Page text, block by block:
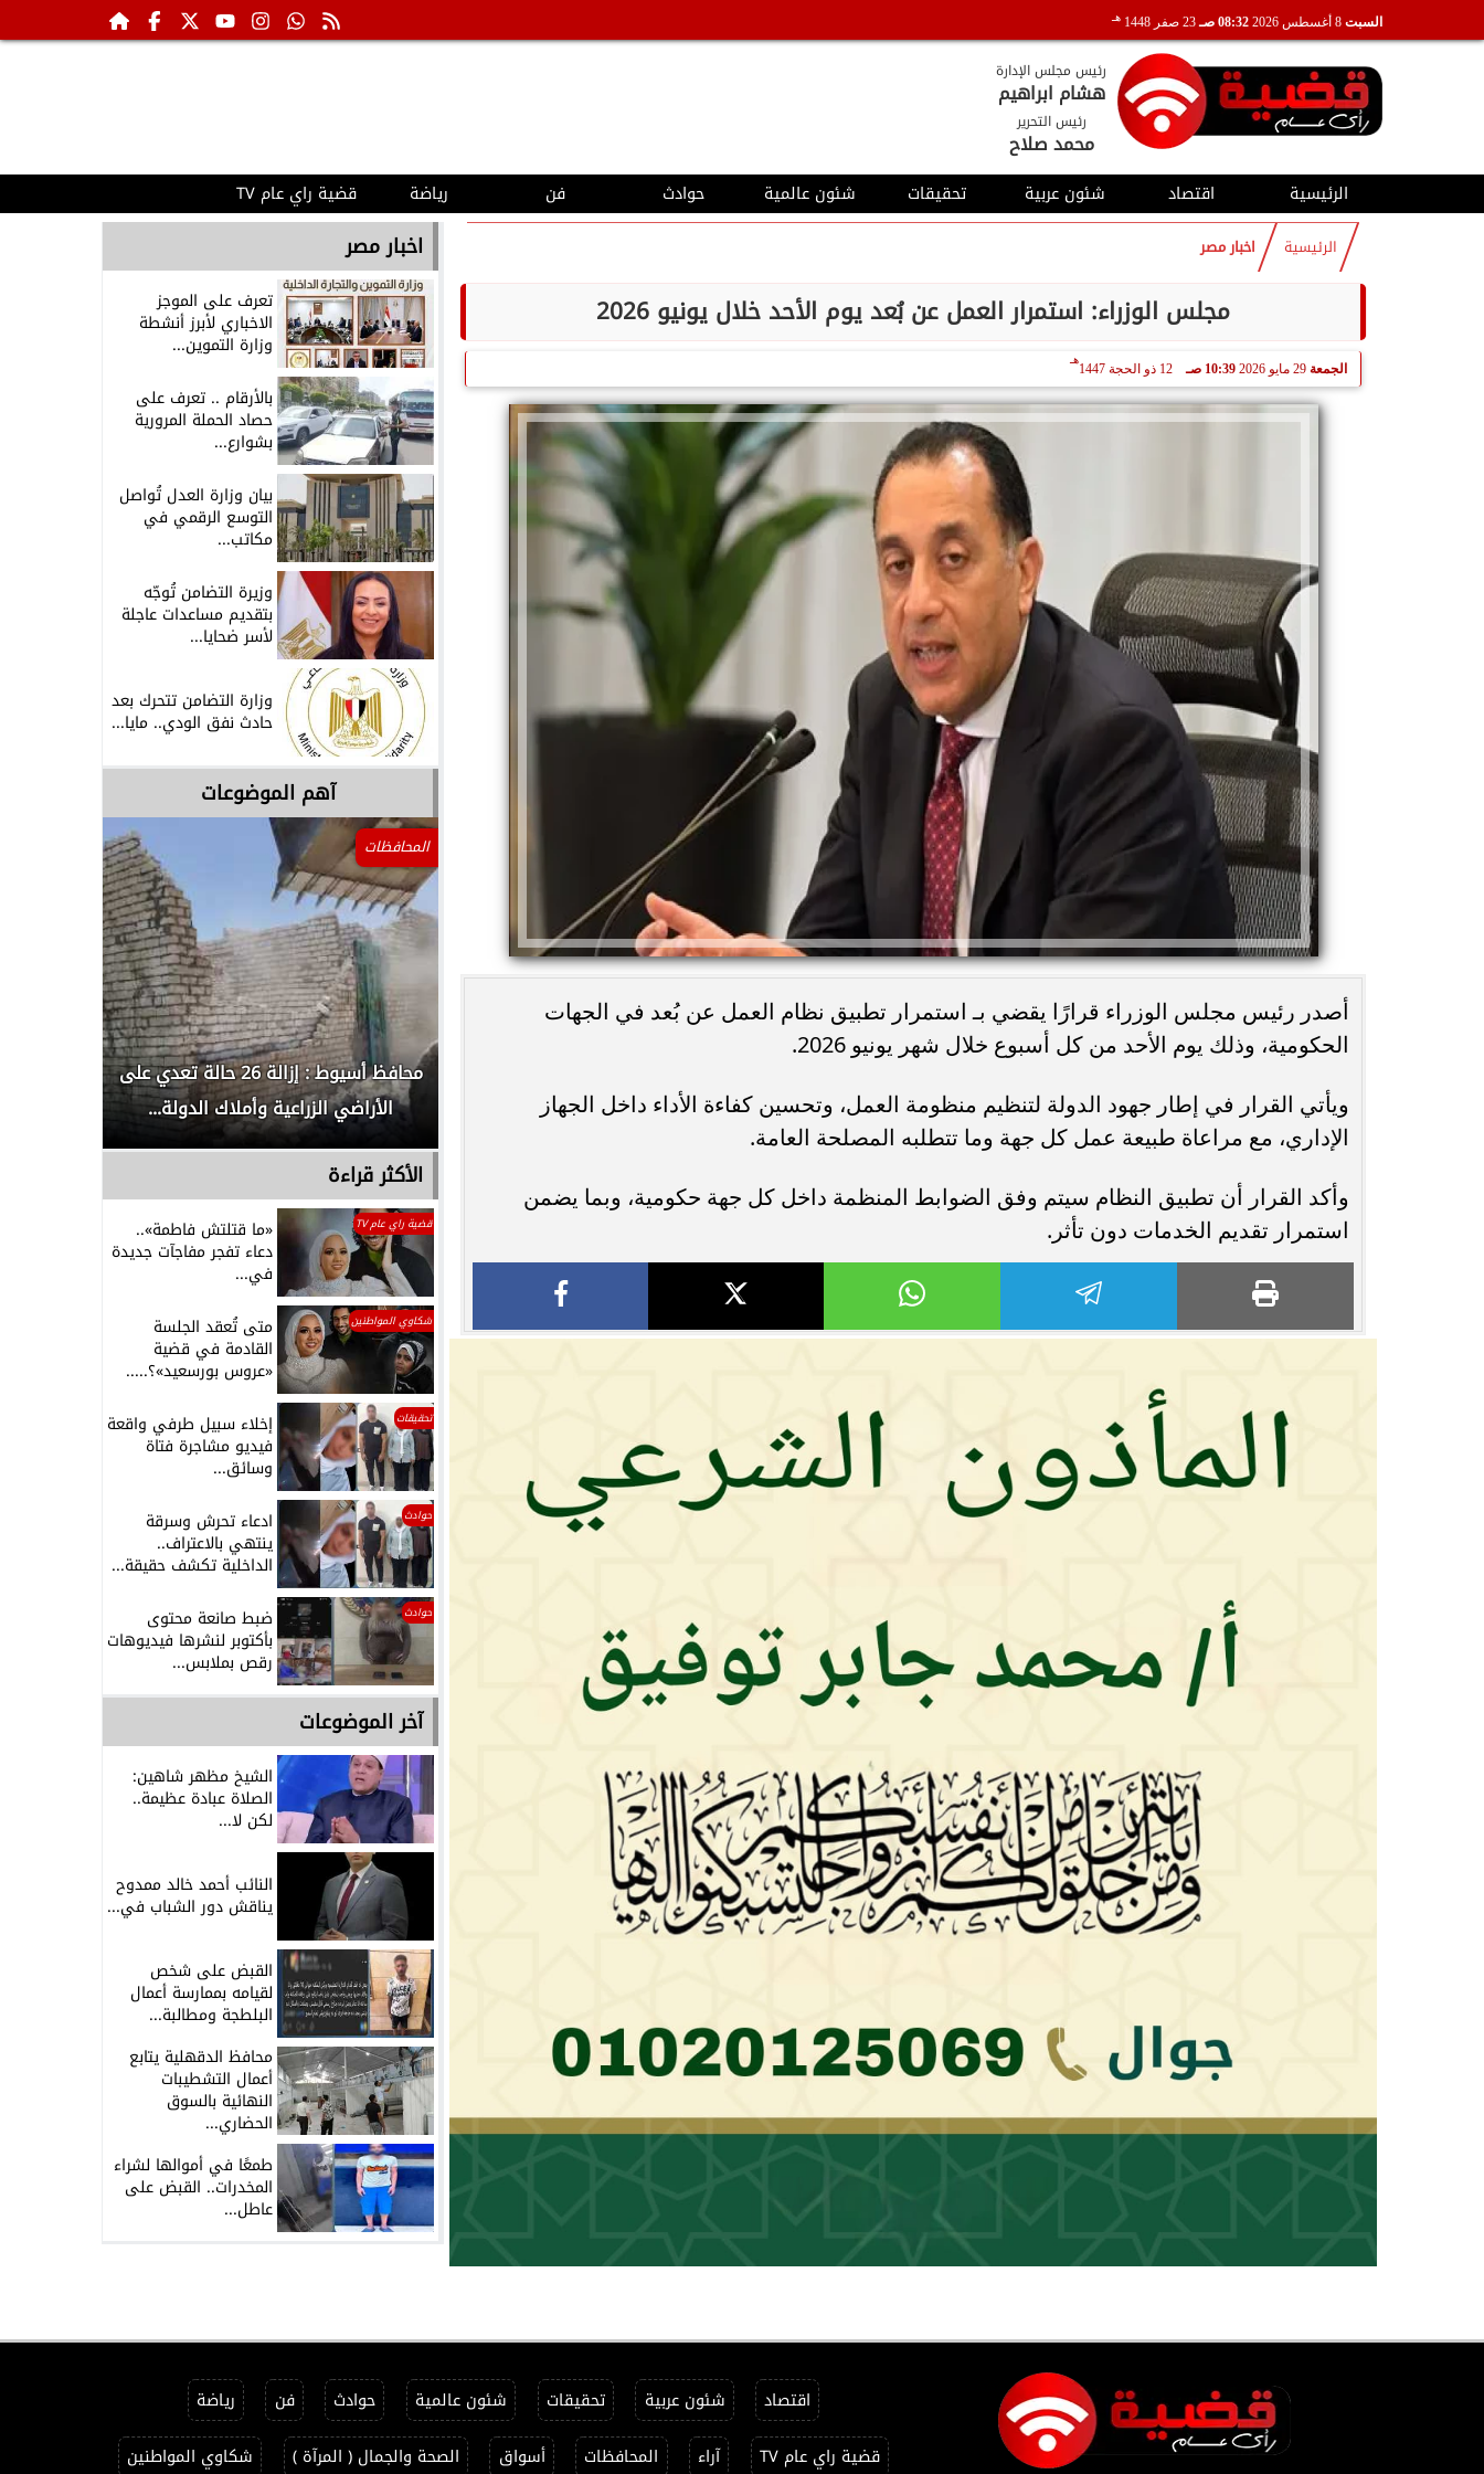
السبت 08:32 صـ 23 صفر 1448 هـ
رئيس مجلس الإدارة
هشام ابراهيم
رئيس التحرير
محمد صلاح
الرئيسية اقتصاد شئون عربية تحقيقات شئون عالمية حوادث فن رياضة قضية راي عام TV
الرئيسية اخبار مصر
مجلس الوزراء: استمرار العمل عن بُعد يوم الأحد خلال يونيو 2026
الجمعة 29 مايو 2026 10:39 صـ 12 ذو الحجة 1447
هـ
أصدر رئيس مجلس الوزراء قرارًا يقضي بـ استمرار تطبيق نظام العمل عن بُعد في الجهات
الحكومية، وذلك يوم الأحد من كل أسبوع خلال شهر يونيو 2026.
ويأتي القرار في إطار جهود الدولة لتنظيم منظومة العمل، وتحسين كفاءة الأداء داخل الجهاز
الإداري، مع مراعاة طبيعة عمل كل جهة وما تتطلبه المصلحة العامة.
وأكد القرار أن تطبيق النظام سيتم وفق الضوابط المنظمة داخل كل جهة حكومية، وبما يضمن
استمرار تقديم الخدمات دون تأثر.
اخبار مصر
تعرف على الموجز
الاخباري لأبرز أنشطة
وزارة التموين...
بالأرقام .. تعرف على
حصاد الحملة المرورية
بشوارع...
بيان وزارة العدل تُواصل
التوسع الرقمي في
مكاتب...
وزيرة التضامن تُوجّه
بتقديم مساعدات عاجلة
لأسر ضحايا...
وزارة التضامن تتحرك بعد
حادث نفق الودي.. مايا...
آهم الموضوعات
محافظ أسيوط : حملات مكثفة لرفع
وتحقيق...
بمستشفى بني عبيد والأهالي ينعونها
الثاني للعام الدراسي ٢٠٢٥...
المحافظات
محافظ أسيوط : إزالة 26 حالة تعدي على
الأراضي الزراعية وأملاك الدولة...
الأكثر قراءة
قضية راي عام TV «ما قتلتش فاطمة»..
دعاء تفجر مفاجآت جديدة
في...
شكاوي المواطنين متى تُعقد الجلسة
القادمة في قضية
«عروس بورسعيد»؟.....
تحقيقات إخلاء سبيل طرفي واقعة
فيديو مشاجرة فتاة
وسائق...
حوادث ادعاء تحرش وسرقة
ينتهي بالاعتراف..
الداخلية تكشف حقيقة...
حوادث ضبط صانعة محتوى
بأكتوبر لنشرها فيديوهات
رقص بملابس...
آخر الموضوعات
الشيخ مظهر شاهين:
الصلاة عبادة عظيمة..
لكن لا...
النائب أحمد خالد ممدوح
يناقش دور الشباب في...
القبض على شخص
لقيامه بممارسة أعمال
البلطجة ومطالبة...
محافظ الدقهلية يتابع
أعمال التشطيبات
النهائية بالسوق
الحضاري...
طمعًا في أموالها لشراء
المخدرات.. القبض على
عاطل...
اقتصاد شئون عربية تحقيقات شئون عالمية حوادث فن
رياضة
قضية راي عام TV
آراء المحافظات أسواق الصحة والجمال ( المرآة ) شكاوي المواطنين